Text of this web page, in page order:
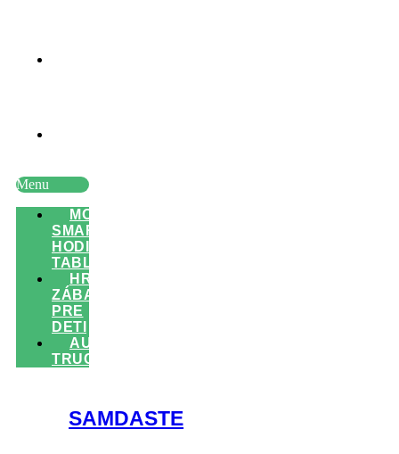
Menu
MOBILY
SMART
HODINKY
TABLETY
HRAČKY
ZÁBAVA
PRE
DETI
AUTO
TRUCK
SAMDASTE